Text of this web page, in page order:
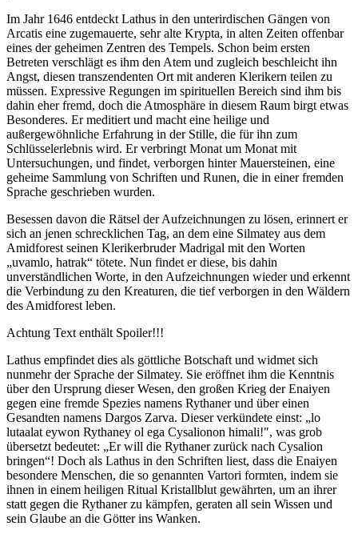
Im Jahr 1646 entdeckt Lathus in den unterirdischen Gängen von
Arcatis eine zugemauerte, sehr alte Krypta, in alten Zeiten offenbar
eines der geheimen Zentren des Tempels. Schon beim ersten
Betreten verschlägt es ihm den Atem und zugleich beschleicht ihn
Angst, diesen transzendenten Ort mit anderen Klerikern teilen zu
müssen. Expressive Regungen im spirituellen Bereich sind ihm bis
dahin eher fremd, doch die Atmosphäre in diesem Raum birgt etwas
Besonderes. Er meditiert und macht eine heilige und
außergewöhnliche Erfahrung in der Stille, die für ihn zum
Schlüsselerlebnis wird. Er verbringt Monat um Monat mit
Untersuchungen, und findet, verborgen hinter Mauersteinen, eine
geheime Sammlung von Schriften und Runen, die in einer fremden
Sprache geschrieben wurden.
Besessen davon die Rätsel der Aufzeichnungen zu lösen, erinnert er
sich an jenen schrecklichen Tag, an dem eine Silmatey aus dem
Amidforest seinen Klerikerbruder Madrigal mit den Worten
„uvamlo, hatrak“ tötete. Nun findet er diese, bis dahin
unverständlichen Worte, in den Aufzeichnungen wieder und erkennt
die Verbindung zu den Kreaturen, die tief verborgen in den Wäldern
des Amidforest leben.
Achtung Text enthält Spoiler!!!
Lathus empfindet dies als göttliche Botschaft und widmet sich
nunmehr der Sprache der Silmatey. Sie eröffnet ihm die Kenntnis
über den Ursprung dieser Wesen, den großen Krieg der Enaiyen
gegen eine fremde Spezies namens Rythaner und über einen
Gesandten namens Dargos Zarva. Dieser verkündete einst: „lo
lutaalat eywon Rythaney ol ega Cysalionon himali!", was grob
übersetzt bedeutet: „Er will die Rythaner zurück nach Cysalion
bringen“! Doch als Lathus in den Schriften liest, dass die Enaiyen
besondere Menschen, die so genannten Vartori formten, indem sie
ihnen in einem heiligen Ritual Kristallblut gewährten, um an ihrer
statt gegen die Rythaner zu kämpfen, geraten all sein Wissen und
sein Glaube an die Götter ins Wanken.